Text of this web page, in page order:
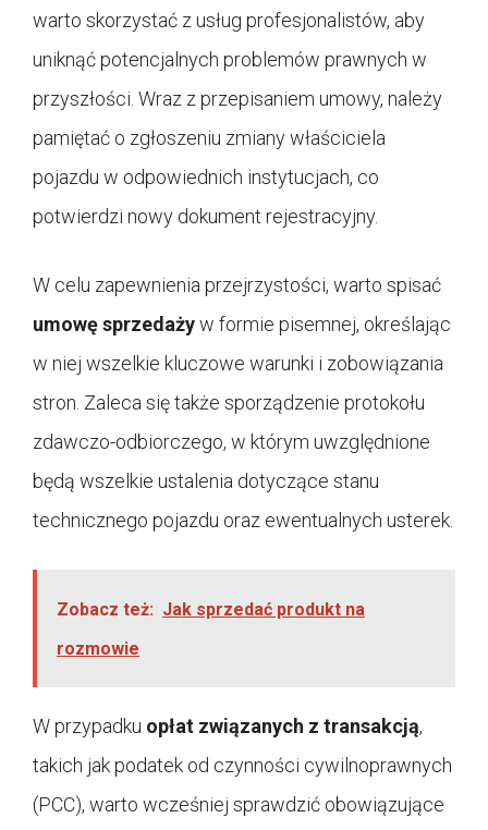
warto skorzystać z usług profesjonalistów, aby
uniknąć potencjalnych problemów prawnych w
przyszłości. Wraz z przepisaniem umowy, należy
pamiętać o zgłoszeniu zmiany właściciela
pojazdu w odpowiednich instytucjach, co
potwierdzi nowy dokument rejestracyjny.
W celu zapewnienia przejrzystości, warto spisać
umowę sprzedażyw formie pisemnej, określając
w niej wszelkie kluczowe warunki i zobowiązania
stron. Zaleca się także sporządzenie protokołu
zdawczo-odbiorczego, w którym uwzględnione
będą wszelkie ustalenia dotyczące stanu
technicznego pojazdu oraz ewentualnych usterek.
Zobacz też: Jak sprzedać produkt na
rozmowie
W przypadku opłat związanych z transakcją,
takich jak podatek od czynności cywilnoprawnych
(PCC), warto wcześniej sprawdzić obowiązujące